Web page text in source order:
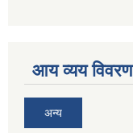
आय व्यय विवरण
अन्य